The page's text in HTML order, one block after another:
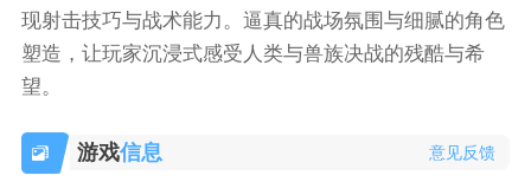
现射击技巧与战术能力。逼真的战场氛围与细腻的角色
塑造，让玩家沉浸式感受人类与兽族决战的残酷与希
望。
游戏信息 意见反馈